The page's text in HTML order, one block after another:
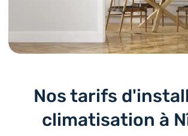
Nos tarifs
climatisation à